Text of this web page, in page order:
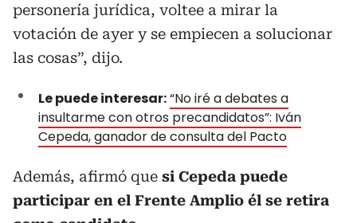
personería jurídica, voltee a mirar la
votación de ayer y se empiecen a solucionar
las cosas”, dijo.
Le puede interesar:“No iré a debates a
insultarme con otros precandidatos”: Iván
Cepeda, ganador de consulta del Pacto
Además, afirmó que si Cepeda puede
participar en el Frente Amplio él se retira